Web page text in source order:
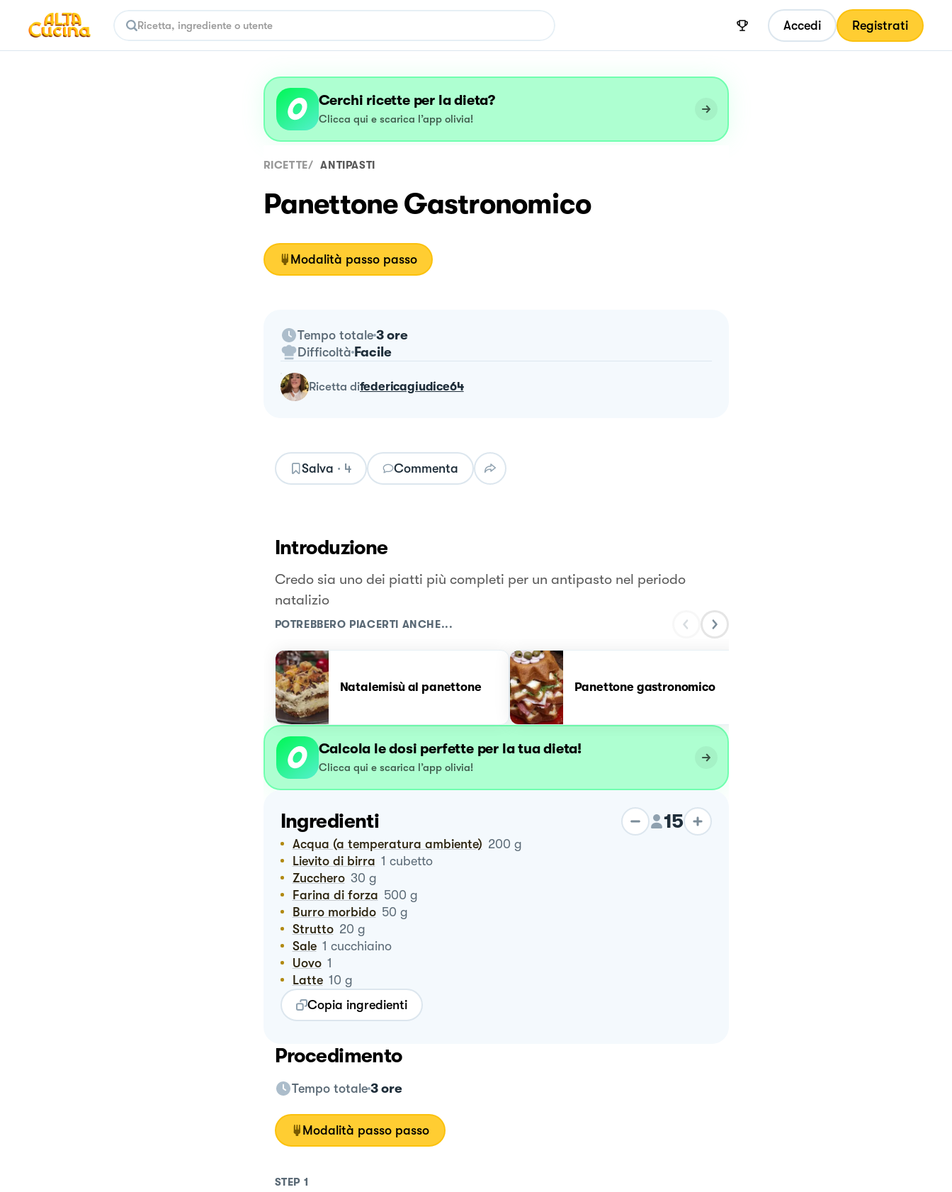
Accedi Registrati
Cerchi ricette per la dieta?
Clicca qui e scarica l’app olivia!
RICETTE/ ANTIPASTI
Panettone Gastronomico
Modalità passo passo
Tempo totale 3 ore
Difficoltà Facile
ricetta difedericagiudice64
Salva · 4 Commenta
Introduzione
Credo sia uno dei piatti più completi per un antipasto nel periodo
natalizio
POTREBBERO PIACERTI ANCHE...
Natalemisù al panettone Panettone gastronomico
Calcola le dosi perfette per la tua dieta!
Clicca qui e scarica l’app olivia!
Ingredienti 15
Acqua (a temperatura ambiente) 200 g
Lievito di birra 1 cubetto
Zucchero 30 g
Farina di forza 500 g
Burro morbido 50 g
Strutto 20 g
Sale 1 cucchiaino
Uovo 1
Latte 10 g
Copia ingredienti
Procedimento
Tempo totale 3 ore
Modalità passo passo
STEP 1